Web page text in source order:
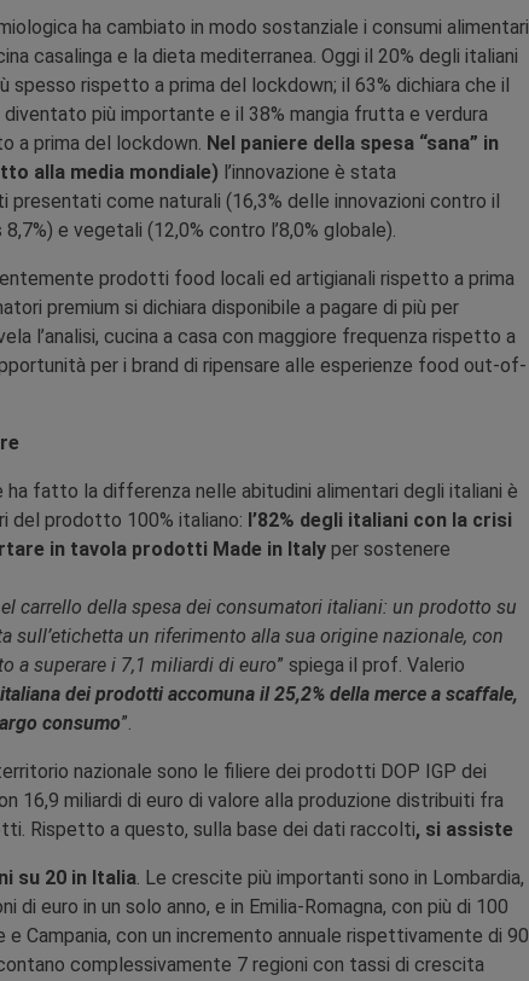
ha cambiato in modo sostanziale i consumi alimentari
casalinga e la dieta mediterranea. Oggi il 20% degli italiani
rispetto a prima del lockdown; il 63% dichiara che il
più importante e il 38% mangia frutta e verdura
a prima del lockdown. Nel paniere della spesa “sana” in
alla media mondiale) l’innovazione è stata
come naturali (16,3% delle innovazioni contro il
e vegetali (12,0% contro l’8,0% globale).
prodotti food locali ed artigianali rispetto a prima
premium si dichiara disponibile a pagare di più per
l’analisi, cucina a casa con maggiore frequenza rispetto a
per i brand di ripensare alle esperienze food out-of-
fatto la differenza nelle abitudini alimentari degli italiani è
del prodotto 100% italiano: l’82% degli italiani con la crisi
in tavola prodotti Made in Italy per sostenere
carrello della spesa dei consumatori italiani: un prodotto su
sull’etichetta un riferimento alla sua origine nazionale, con
a superare i 7,1 miliardi di euro” spiega il prof. Valerio
dei prodotti accomuna il 25,2% della merce a scaffale,
consumo”.
nazionale sono le filiere dei prodotti DOP IGP dei
16,9 miliardi di euro di valore alla produzione distribuiti fra
Rispetto a questo, sulla base dei dati raccolti, si assiste
su 20 in Italia. Le crescite più importanti sono in Lombardia,
di euro in un solo anno, e in Emilia-Romagna, con più di 100
Campania, con un incremento annuale rispettivamente di 90
complessivamente 7 regioni con tassi di crescita